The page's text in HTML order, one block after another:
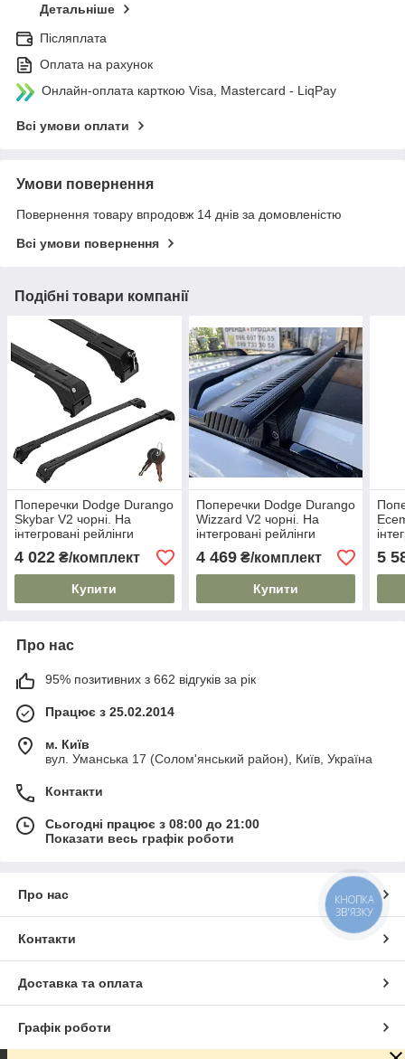
Детальніше
Післяплата
Оплата на рахунок
Онлайн-оплата карткою Visa, Mastercard - LiqPay
Всі умови оплати
Умови повернення
Повернення товару впродовж 14 днів за домовленістю
Всі умови повернення
Подібні товари компанії
Поперечки Dodge Durango
Skybar V2 чорні. На
інтегровані рейлінги
4 022 ₴/комплект
Купити
Поперечки Dodge Durango
Wizzard V2 чорні. На
інтегровані рейлінги
4 469₴/комплект
Купити
5
Про нас
95% позитивних з 662 відгуків за рік
Працює з 25.02.2014
м. Київ
вул. Уманська 17 (Солом'янський район), Київ, Україна
Контакти
Сьогодні працює з 08:00 до 21:00
Показати весь графік роботи
Про нас
Контакти
Доставка та оплата
Графік роботи
КНОПКА
ЗВ'ЯЗКУ